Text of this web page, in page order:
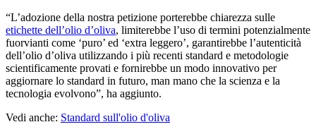
“L’adozione della nostra petizione porterebbe chiarezza sulle
etichette dell’olio d’oliva, limiterebbe l’uso di termini potenzialmente
fuorvianti come ‘puro’ ed ‘extra leggero’, garantirebbe l’autenticità
dell’olio d’oliva utilizzando i più recenti standard e metodologie
scientificamente provati e fornirebbe un modo innovativo per
aggiornare lo standard in futuro, man mano che la scienza e la
tecnologia evolvono”, ha aggiunto.
Vedi anche: Standard sull'olio d'oliva